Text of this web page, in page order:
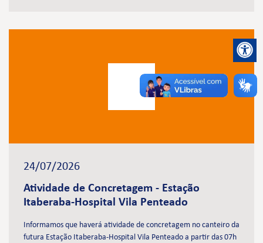
24/07/2026
Atividade de Concretagem - Estação
Itaberaba-Hospital Vila Penteado
Informamos que haverá atividade de concretagem no canteiro da
futura Estação Itaberaba-Hospital Vila Penteado a partir das 07h